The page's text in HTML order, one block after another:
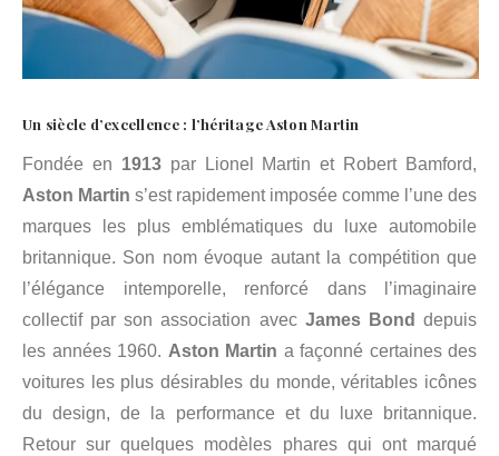
Un siècle d’excellence : l’héritage Aston Martin
Fondée en 1913par Lionel Martin et Robert Bamford,
Aston Martin s’est rapidement imposée comme l’une des
marques les plus emblématiques du luxe automobile
britannique. Son nom évoque autant la compétition que
l’élégance intemporelle, renforcé dans l’imaginaire
collectif par son association avec James Bond depuis
les années 1960. Aston Martin a façonné certaines des
voitures les plus désirables du monde, véritables icônes
du design, de la performance et du luxe britannique.
Retour sur quelques modèles phares qui ont marqué